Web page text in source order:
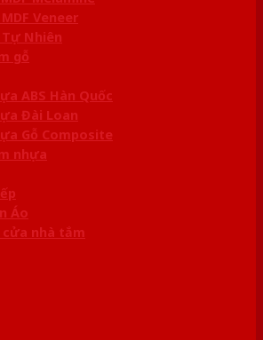
Veneer
Tự Nhiên
gỗ
ABS Hàn Quốc
Đài Loan
Gỗ Composite
nhựa
Áo
cửa nhà tắm